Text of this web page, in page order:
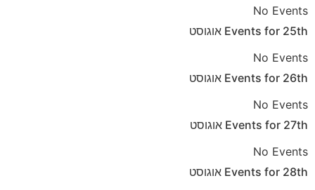
No Events
Events for 25th
אוגוסט
No Events
Events for 26th
אוגוסט
No Events
Events for 27th
אוגוסט
No Events
Events for 28th
אוגוסט